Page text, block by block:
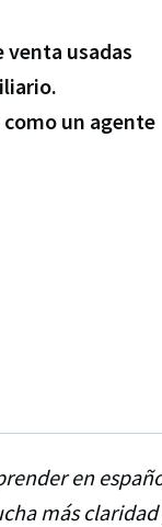
venta usadas
un agente
en
más